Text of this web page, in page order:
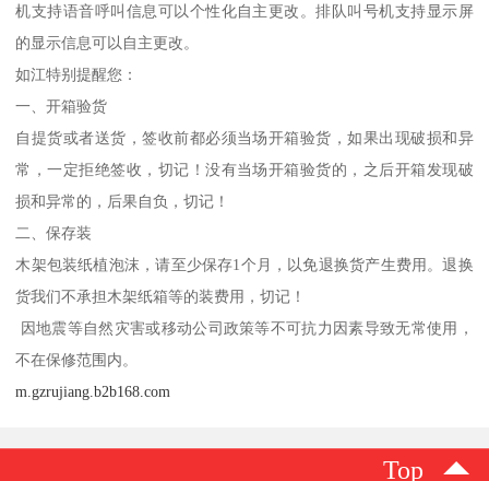
机支持语音呼叫信息可以个性化自主更改。排队叫号机支持显示屏
的显示信息可以自主更改。
如江特别提醒您：
一、开箱验货
自提货或者送货，签收前都必须当场开箱验货，如果出现破损和异
常，一定拒绝签收，切记！没有当场开箱验货的，之后开箱发现破
损和异常的，后果自负，切记！
二、保存装
木架包装纸植泡沫，请至少保存1个月，以免退换货产生费用。退换
货我们不承担木架纸箱等的装费用，切记！
因地震等自然灾害或移动公司政策等不可抗力因素导致无常使用，
不在保修范围内。
m.gzrujiang.b2b168.com
Top